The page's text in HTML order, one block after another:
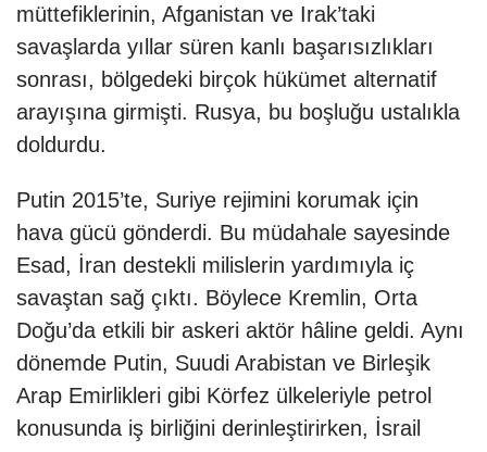
müttefiklerinin, Afganistan ve Irak’taki
savaşlarda yıllar süren kanlı başarısızlıkları
sonrası, bölgedeki birçok hükümet alternatif
arayışına girmişti. Rusya, bu boşluğu ustalıkla
doldurdu.
Putin 2015’te, Suriye rejimini korumak için
hava gücü gönderdi. Bu müdahale sayesinde
Esad, İran destekli milislerin yardımıyla iç
savaştan sağ çıktı. Böylece Kremlin, Orta
Doğu’da etkili bir askeri aktör hâline geldi. Aynı
dönemde Putin, Suudi Arabistan ve Birleşik
Arap Emirlikleri gibi Körfez ülkeleriyle petrol
konusunda iş birliğini derinleştirirken, İsrail